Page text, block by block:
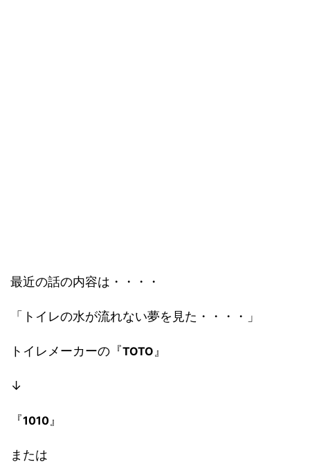
最近の話の内容は・・・・
「トイレの水が流れない夢を見た・・・・」
トイレメーカーの『TOTO 』
↓
『1010 』
または